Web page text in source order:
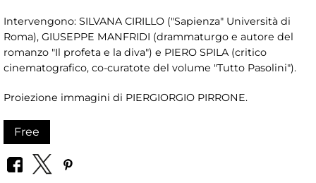
Intervengono: SILVANA CIRILLO ("Sapienza" Università di
Roma), GIUSEPPE MANFRIDI (drammaturgo e autore del
romanzo "Il profeta e la diva") e PIERO SPILA (critico
cinematografico, co-curatote del volume "Tutto Pasolini").
Proiezione immagini di PIERGIORGIO PIRRONE.
Free